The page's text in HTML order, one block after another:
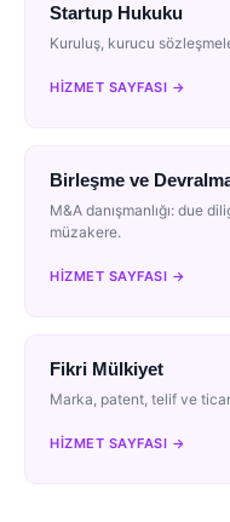
Startup Hukuku
Kuruluş, kurucu
HIZMET SAYFASI →
Birleşme ve
M&A danışmanlığı: due
müzakere.
HIZMET SAYFASI →
Fikri Mülkiyet
Marka, patent, telif ve ticari
HIZMET SAYFASI →